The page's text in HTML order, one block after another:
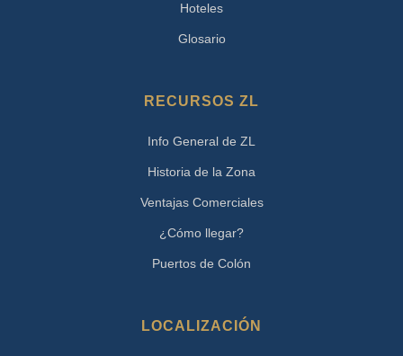
Hoteles
Glosario
RECURSOS ZL
Info General de ZL
Historia de la Zona
Ventajas Comerciales
¿Cómo llegar?
Puertos de Colón
LOCALIZACIÓN